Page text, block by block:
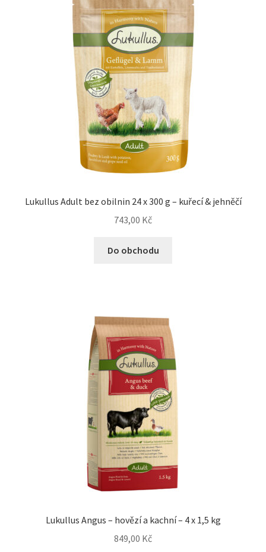
Lukullus Adult bez obilnin 24 x 300 g – kuřecí & jehněčí
743,00 Kč
Do obchodu
Lukullus Angus – hovězí a kachní – 4 x 1,5 kg
849,00 Kč